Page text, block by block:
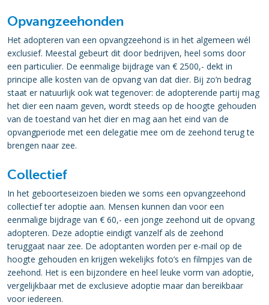
Opvangzeehonden
Het adopteren van een opvangzeehond is in het algemeen wél
exclusief. Meestal gebeurt dit door bedrijven, heel soms door
een particulier. De eenmalige bijdrage van € 2500,- dekt in
principe alle kosten van de opvang van dat dier. Bij zo’n bedrag
staat er natuurlijk ook wat tegenover: de adopterende partij mag
het dier een naam geven, wordt steeds op de hoogte gehouden
van de toestand van het dier en mag aan het eind van de
opvangperiode met een delegatie mee om de zeehond terug te
brengen naar zee.
Collectief
In het geboorteseizoen bieden we soms een opvangzeehond
collectief ter adoptie aan. Mensen kunnen dan voor een
eenmalige bijdrage van € 60,- een jonge zeehond uit de opvang
adopteren. Deze adoptie eindigt vanzelf als de zeehond
teruggaat naar zee. De adoptanten worden per e-mail op de
hoogte gehouden en krijgen wekelijks foto’s en filmpjes van de
zeehond. Het is een bijzondere en heel leuke vorm van adoptie,
vergelijkbaar met de exclusieve adoptie maar dan bereikbaar
voor iedereen.